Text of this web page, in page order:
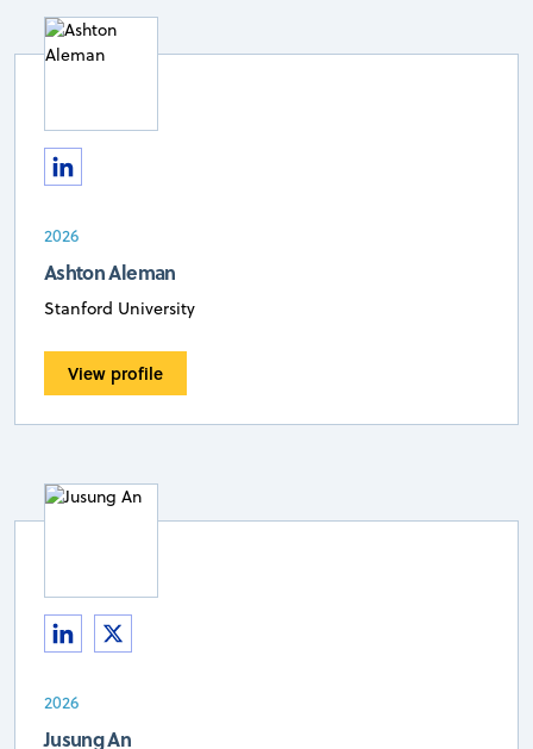
2026
Ashton Aleman
Stanford University
View profile
2026
Jusung An